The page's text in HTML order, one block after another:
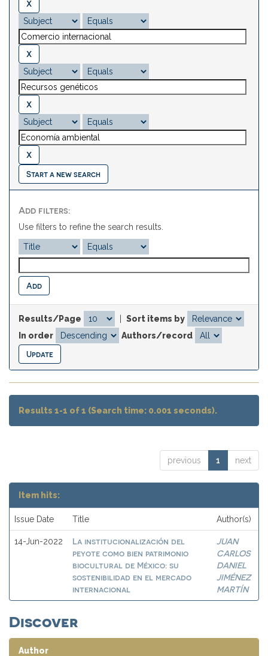
Start a new search
Add filters:
Use filters to refine the search results.
Results/Page
Sort items by
In order
Authors/record
Results 1-1 of 1 (Search time: 0.001 seconds).
previous 1 next
Item hits:
Issue Date Title Author(s)
14-Jun-2022
La institucionalización del
peyote como bien patrimonio
biocultural de México: su
sostenibilidad en el mercado
internacional
JUAN
CARLOS
DANIEL
JIMÉNEZ
MARTÍN
Discover
Author